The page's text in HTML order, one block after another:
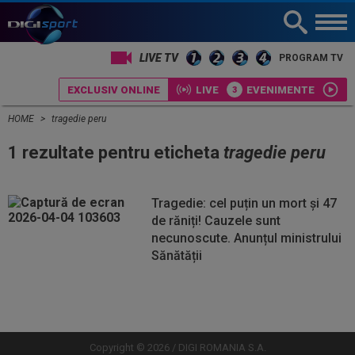
LIVE TV PROGRAM TV
EXCLUSIV ONLINE LIVE EVENIMENTE
HOME tragedie peru
1 rezultate pentru eticheta tragedie peru
Tragedie: cel puțin un mort și 47
de răniți! Cauzele sunt
necunoscute. Anunțul ministrului
Sănătății
mai
mai
Copyright © 2026 / DIGI ROMANIA S.A.